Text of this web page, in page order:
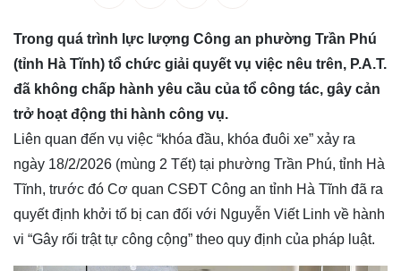
Trong quá trình lực lượng Công an phường Trần Phú
(tỉnh Hà Tĩnh) tổ chức giải quyết vụ việc nêu trên, P.A.T.
đã không chấp hành yêu cầu của tổ công tác, gây cản
trở hoạt động thi hành công vụ.
Liên quan đến vụ việc “khóa đầu, khóa đuôi xe” xảy ra
ngày 18/2/2026 (mùng 2 Tết) tại phường Trần Phú, tỉnh Hà
Tĩnh, trước đó Cơ quan CSĐT Công an tỉnh Hà Tĩnh đã ra
quyết định khởi tố bị can đối với Nguyễn Viết Linh về hành
vi “Gây rối trật tự công cộng” theo quy định của pháp luật.